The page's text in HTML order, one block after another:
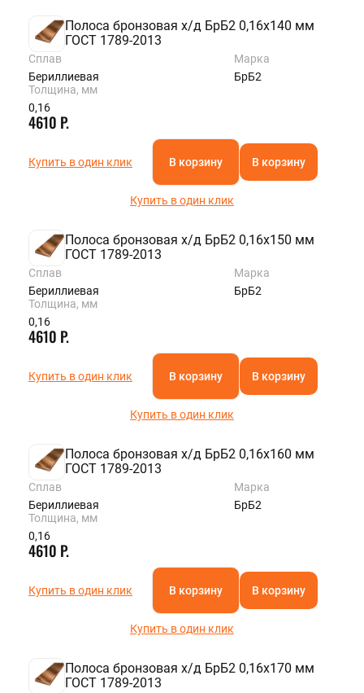
Полоса бронзовая х/д БрБ2 0,16х140 мм
ГОСТ 1789-2013
Сплав
Бериллиевая
Марка
БрБ2
Толщина, мм
0,16
4610 Р.
Купить в один клик В корзину В корзину
Купить в один клик
Полоса бронзовая х/д БрБ2 0,16х150 мм
ГОСТ 1789-2013
Сплав
Бериллиевая
Марка
БрБ2
Толщина, мм
0,16
4610 Р.
Купить в один клик В корзину В корзину
Купить в один клик
Полоса бронзовая х/д БрБ2 0,16х160 мм
ГОСТ 1789-2013
Сплав
Бериллиевая
Марка
БрБ2
Толщина, мм
0,16
4610 Р.
Купить в один клик В корзину В корзину
Купить в один клик
Полоса бронзовая х/д БрБ2 0,16х170 мм
ГОСТ 1789-2013